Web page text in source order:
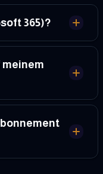
365)?
meinem